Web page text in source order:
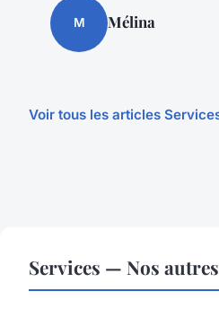
M Mélina
Voir tous les articles
Services — Nos